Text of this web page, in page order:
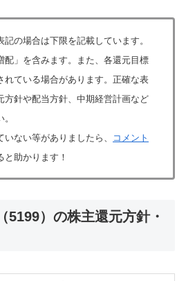
の場合は下限を記載しています。
配」を含みます。また、各還元目標
れている場合があります。正確な表
方針や配当方針、中期経営計画など
ない等がありましたら、
コメント
助かります！
5199）の株主還元方針・